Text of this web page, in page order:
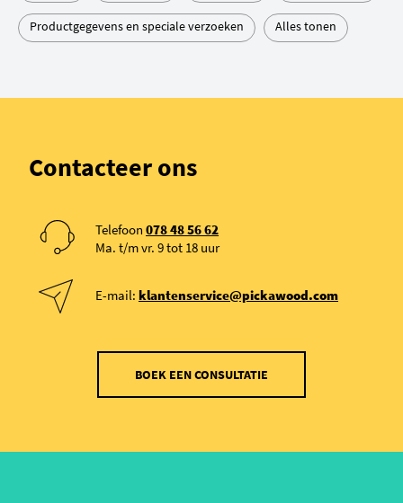
Productgegevens en speciale verzoeken Alles tonen
Contacteer ons
Telefoon 078 48 56 62
Ma. t/m vr. 9 tot 18 uur
E-mail: klantenservice@pickawood.com
BOEK EEN CONSULTATIE